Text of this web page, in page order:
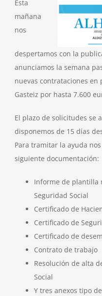
Esta
mañana
nos
despertamos con la
anunciamos la semana
nuevas contrataciones en
Gasteiz por hasta 7.600
El plazo de solicitudes se
disponemos de 15 días
Para tramitar la ayuda
siguiente documentación:
Informe de plantilla
Seguridad Social
Certificado de
Certificado de
Certificado de
Contrato de trabajo
Resolución de alta
Social
Y tres anexos tipo